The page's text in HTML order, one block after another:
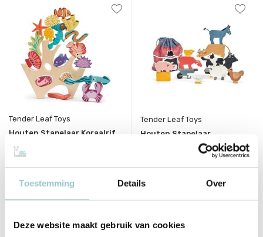
Toestemming Details Over
Deze website maakt gebruik van cookies
Tender Leaf Toys
Houten Stapelaar Koraalrif
Tender Leaf Toys
Houten Stapelaar
Boerderijdieren
Bekijken